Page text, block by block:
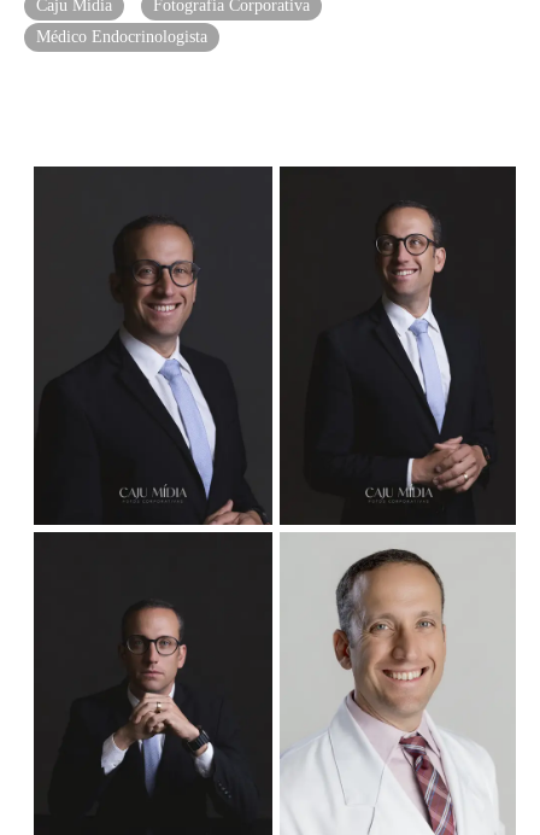
Caju Mídia
Fotografia Corporativa
Médico Endocrinologista